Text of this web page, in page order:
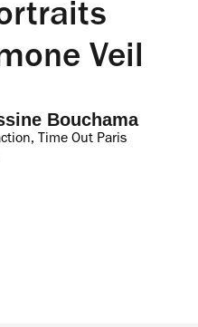
Veil
Bouchama
Time Out Paris